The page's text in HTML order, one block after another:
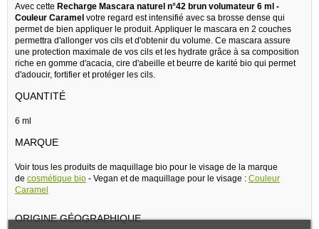
Avec cette Recharge Mascara naturel n°42 brun volumateur 6 ml -
Couleur Caramel votre regard est intensifié avec sa brosse dense qui
permet de bien appliquer le produit. Appliquer le mascara en 2 couches
permettra d'allonger vos cils et d'obtenir du volume. Ce mascara assure
une protection maximale de vos cils et les hydrate grâce à sa composition
riche en gomme d'acacia, cire d'abeille et beurre de karité bio qui permet
d'adoucir, fortifier et protéger les cils.
QUANTITÉ
6 ml
MARQUE
Voir tous les produits de maquillage bio pour le visage de la marque
de cosmétique bio - Vegan et de maquillage pour le visage : Couleur
Caramel
ORIGINE GÉOGRAPHIQUE